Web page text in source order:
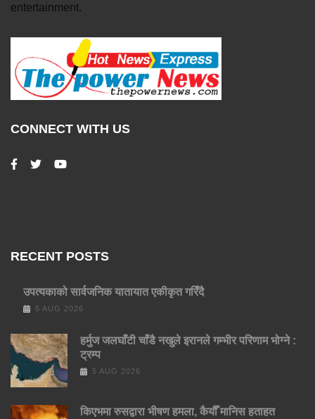
entertainment.
CONNECT WITH US
RECENT POSTS
उपत्यकाको सार्वजनिक यातायात एकीकृत गरिँदै
5 AUG 2026
हर्मुज जलघाँटी चाँडै नखुले इरानले गम्भीर परिणाम भोग्ने :
ट्रम्प
5 AUG 2026
किएभमा रुसद्वारा भीषण हमला, कैयौँ मानिस हताहत